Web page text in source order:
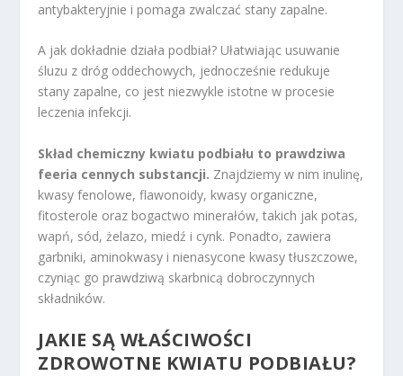
antybakteryjnie i pomaga zwalczać stany zapalne.
A jak dokładnie działa podbiał? Ułatwiając usuwanie
śluzu z dróg oddechowych, jednocześnie redukuje
stany zapalne, co jest niezwykle istotne w procesie
leczenia infekcji.
Skład chemiczny kwiatu podbiału to prawdziwa
feeria cennych substancji. Znajdziemy w nim inulinę,
kwasy fenolowe, flawonoidy, kwasy organiczne,
fitosterole oraz bogactwo minerałów, takich jak potas,
wapń, sód, żelazo, miedź i cynk. Ponadto, zawiera
garbniki, aminokwasy i nienasycone kwasy tłuszczowe,
czyniąc go prawdziwą skarbnicą dobroczynnych
składników.
JAKIE SĄ WŁAŚCIWOŚCI
ZDROWOTNE KWIATU PODBIAŁU?